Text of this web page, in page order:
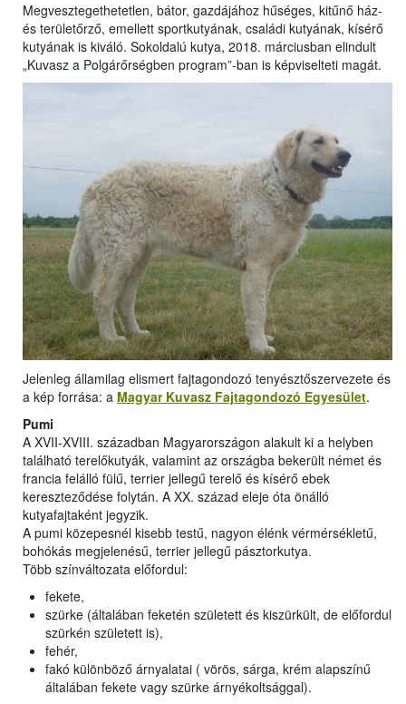
Megvesztegethetetlen, bátor, gazdájához hűséges, kitűnő ház-
és területőrző, emellett sportkutyának, családi kutyának, kísérő
kutyának is kiváló. Sokoldalú kutya, 2018. márciusban elindult
„Kuvasz a Polgárőrségben program”-ban is képviselteti magát.
Jelenleg államilag elismert fajtagondozó tenyésztőszervezete és
a kép forrása: a Magyar Kuvasz Fajtagondozó Egyesület.
Pumi
A XVII-XVIII. században Magyarországon alakult ki a helyben
található terelőkutyák, valamint az országba bekerült német és
francia felálló fülű, terrier jellegű terelő és kísérő ebek
kereszteződése folytán. A XX. század eleje óta önálló
kutyafajtaként jegyzik.
A pumi közepesnél kisebb testű, nagyon élénk vérmérsékletű,
bohókás megjelenésű, terrier jellegű pásztorkutya.
Több színváltozata előfordul:
fekete,
szürke (általában feketén született és kiszürkült, de előfordul
szürkén született is),
fehér,
fakó különböző árnyalatai ( vörös, sárga, krém alapszínű
általában fekete vagy szürke árnyékoltsággal).